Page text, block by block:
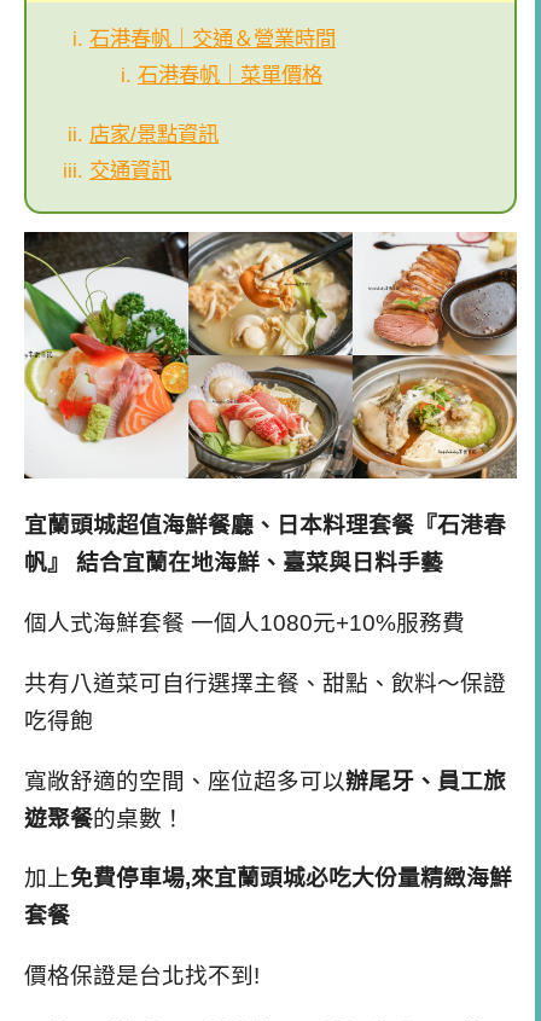
石港春帆｜交通＆營業時間
石港春帆｜菜單價格
店家/景點資訊
交通資訊
宜蘭頭城超值海鮮餐廳、日本料理套餐 『石港春
帆』 結合宜蘭在地海鮮、臺菜與日料手藝
個人式海鮮套餐 一個人1080元+10%服務費
共有八道菜可自行選擇主餐、甜點、飲料～保證
吃得飽
寬敞舒適的空間、座位超多可以辦尾牙、員工旅
遊聚餐的桌數！
加上免費停車場,來宜蘭頭城必吃大份量精緻海鮮
套餐
價格保證是台北找不到!